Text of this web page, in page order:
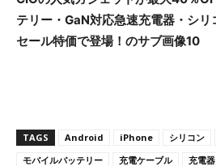
TAGS Android iPhone シリコン
モバイルバッテリー
充電ケーブル 充電器